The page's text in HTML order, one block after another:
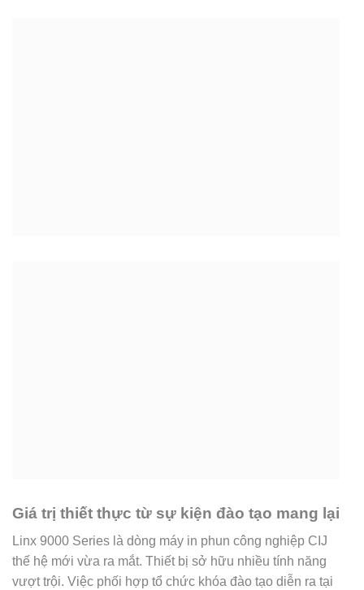
Giá trị thiết thực từ sự kiện đào tạo mang lại
Linx 9000 Series là dòng máy in phun công nghiệp CIJ
thế hệ mới vừa ra mắt. Thiết bị sở hữu nhiều tính năng
vượt trội. Việc phối hợp tổ chức khóa đào tạo diễn ra tại